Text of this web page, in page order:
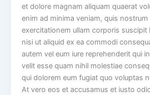
et dolore magnam aliquam quaerat
enim ad minima veniam, quis nostrum
exercitationem ullam corporis suscipit
nisi ut aliquid ex ea commodi
autem vel eum iure reprehenderit qui
velit esse quam nihil molestiae
qui dolorem eum fugiat quo voluptas
At vero eos et accusamus et iusto